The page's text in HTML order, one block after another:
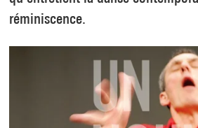
réminiscence.